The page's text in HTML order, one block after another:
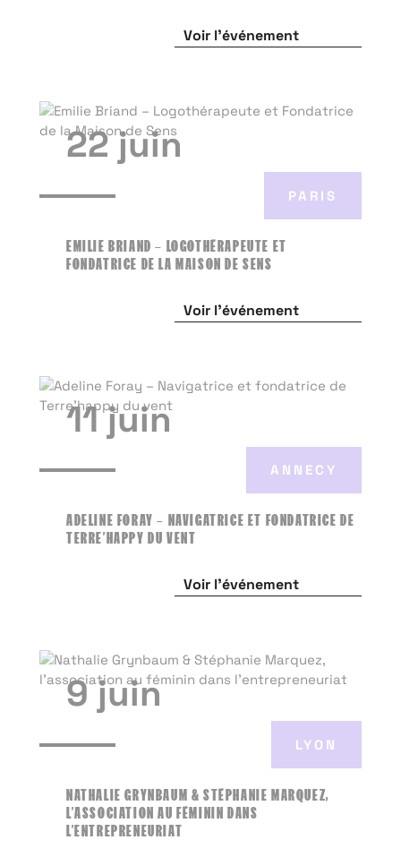
Voir l'événement
22 juin
PARIS
EMILIE BRIAND – LOGOTHÉRAPEUTE ET
FONDATRICE DE LA MAISON DE SENS
Voir l'événement
11 juin
ANNECY
ADELINE FORAY – NAVIGATRICE ET FONDATRICE DE
TERRE’HAPPY DU VENT
Voir l'événement
9 juin
LYON
NATHALIE GRYNBAUM & STÉPHANIE MARQUEZ,
L’ASSOCIATION AU FÉMININ DANS
L’ENTREPRENEURIAT